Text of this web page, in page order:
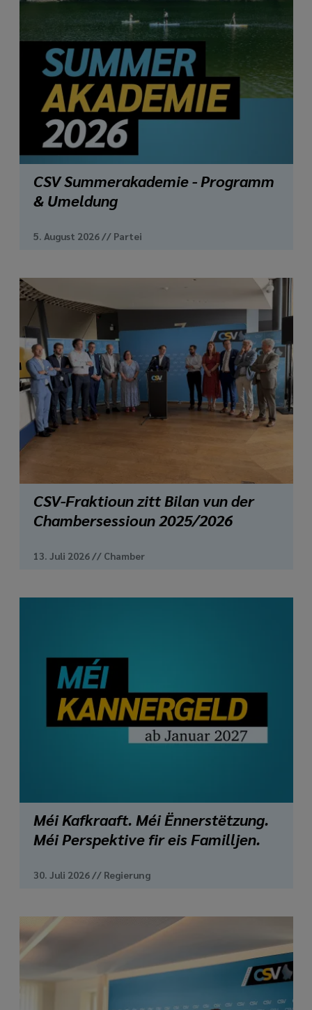
media
links
CSV Summerakademie - Programm
& Umeldung
5. August 2026 // Partei
CSV-Fraktioun zitt Bilan vun der
Chambersessioun 2025/2026
13. Juli 2026 // Chamber
Méi Kafkraaft. Méi Ënnerstëtzung.
Méi Perspektive fir eis Familljen.
30. Juli 2026 // Regierung